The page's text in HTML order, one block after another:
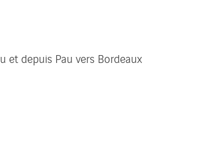
et depuis Pau vers Bordeaux